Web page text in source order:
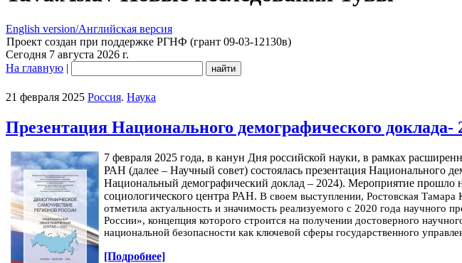
English version/Английская версия
Проект создан при поддержке РГНФ (грант 09-03-12130в)
Сегодня 7 августа 2026 г.
На главную |
21 февраля 2025 Россия. Наука
Презентация Национального демографического
7 февраля 2025 года, в канун Дня российской науки, в рамках
РАН (далее – Научный совет) состоялась презентация Национального
Национальный демографический доклад – 2024). Мероприятие прошло
социологического центра РАН. В своем выступлении, Ростовская Тамара
отметила актуальность и значимость реализуемого с 2020 года
России», концепция которого строится на получении достоверного
национальной безопасности как ключевой сферы государственного
[Подробнее]